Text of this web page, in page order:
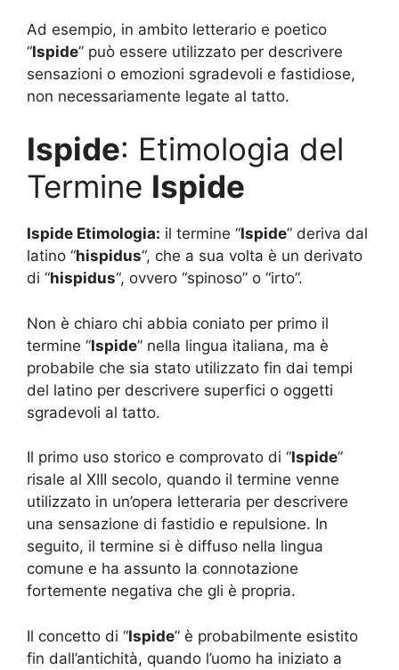
Ad esempio, in ambito letterario e poetico
“Ispide” può essere utilizzato per descrivere
sensazioni o emozioni sgradevoli e fastidiose,
non necessariamente legate al tatto.
Ispide: Etimologia del
Termine Ispide
Ispide Etimologia: il termine “Ispide” deriva dal
latino “hispidus“, che a sua volta è un derivato
di “hispidus“, ovvero “spinoso” o “irto”.
Non è chiaro chi abbia coniato per primo il
termine “Ispide” nella lingua italiana, ma è
probabile che sia stato utilizzato fin dai tempi
del latino per descrivere superfici o oggetti
sgradevoli al tatto.
Il primo uso storico e comprovato di “Ispide”
risale al XIII secolo, quando il termine venne
utilizzato in un’opera letteraria per descrivere
una sensazione di fastidio e repulsione. In
seguito, il termine si è diffuso nella lingua
comune e ha assunto la connotazione
fortemente negativa che gli è propria.
Il concetto di “Ispide” è probabilmente esistito
fin dall’antichità, quando l’uomo ha iniziato a